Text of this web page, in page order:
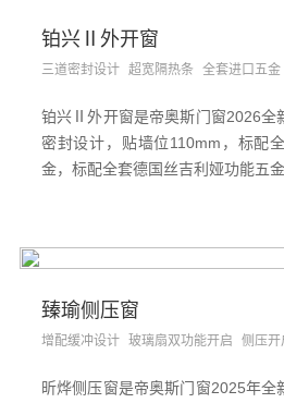
铂兴Ⅱ外开窗
三道密封设计 超宽隔热条 全套进口五金
铂兴Ⅱ外开窗是帝奥斯门窗2026全
密封设计，贴墙位110mm，标配
金，标配全套德国丝吉利娅功能五金
臻瑜侧压窗
增配缓冲设计 玻璃扇双功能开启 侧压开
昕烨侧压窗是帝奥斯门窗2025年全